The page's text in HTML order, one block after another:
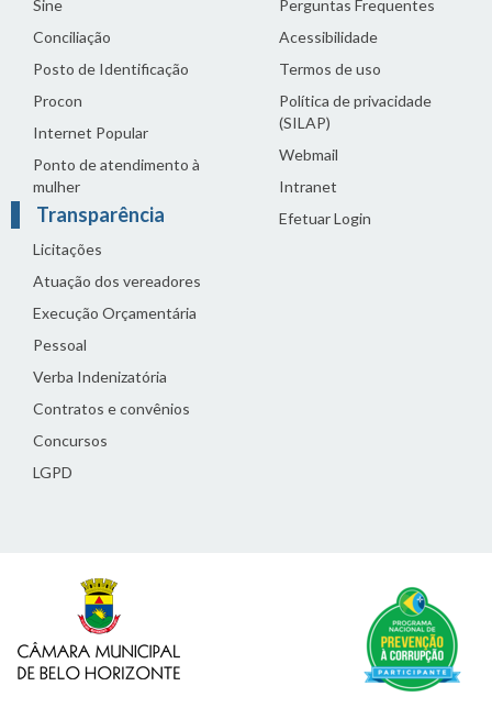
Sine
Conciliação
Posto de Identificação
Procon
Internet Popular
Ponto de atendimento à
mulher
Transparência
Licitações
Atuação dos vereadores
Execução Orçamentária
Pessoal
Verba Indenizatória
Contratos e convênios
Concursos
LGPD
Perguntas Frequentes
Acessibilidade
Termos de uso
Política de privacidade
(SILAP)
Webmail
Intranet
Efetuar Login